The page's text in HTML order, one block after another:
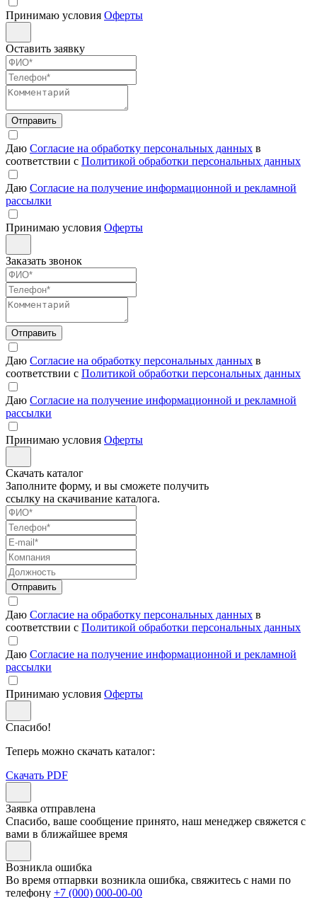
Принимаю условия Оферты
Оставить заявку
Отправить
Даю Согласие на обработку персональных данных в
соответствии с Политикой обработки персональных данных
Даю Согласие на получение информационной и рекламной
рассылки
Принимаю условия Оферты
Заказать звонок
Отправить
Даю Согласие на обработку персональных данных в
соответствии с Политикой обработки персональных данных
Даю Согласие на получение информационной и рекламной
рассылки
Принимаю условия Оферты
Скачать каталог
Заполните форму, и вы сможете получить
ссылку на скачивание каталога.
Отправить
Даю Согласие на обработку персональных данных в
соответствии с Политикой обработки персональных данных
Даю Согласие на получение информационной и рекламной
рассылки
Принимаю условия Оферты
Спасибо!
Теперь можно скачать каталог:
Скачать PDF
Заявка отправлена
Спасибо, ваше сообщение принято, наш менеджер свяжется с
вами в ближайшее время
Возникла ошибка
Во время отпарвки возникла ошибка, свяжитесь с нами по
телефону +7 (000) 000-00-00